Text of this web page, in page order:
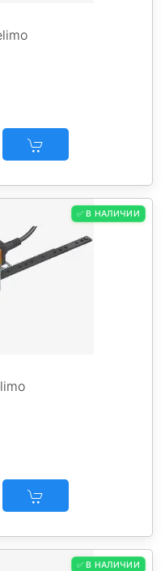
✅ В НАЛИЧИИ
✅ В НАЛИЧИИ